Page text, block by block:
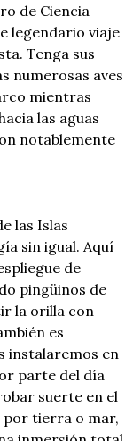
de Ciencia
legendario viaje
Tenga sus
numerosas aves
mientras
las aguas
notablemente
las Islas
sin igual. Aquí
de
pingüinos de
la orilla con
es
instalaremos en
parte del día
suerte en el
por tierra o mar,